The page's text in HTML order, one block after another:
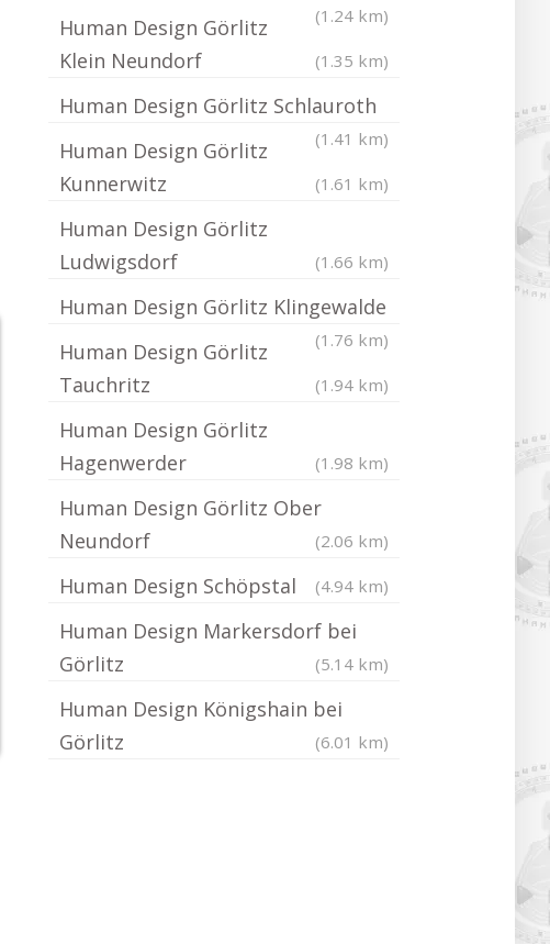
(1.24 km)
Human Design Görlitz
Klein Neundorf
(1.35 km)
Human Design Görlitz Schlauroth
(1.41 km)
Human Design Görlitz
Kunnerwitz
(1.61 km)
Human Design Görlitz
Ludwigsdorf
(1.66 km)
Human Design Görlitz Klingewalde
(1.76 km)
Human Design Görlitz
Tauchritz
(1.94 km)
Human Design Görlitz
Hagenwerder
(1.98 km)
Human Design Görlitz Ober
Neundorf
(2.06 km)
Human Design Schöpstal (4.94 km)
Human Design Markersdorf bei
Görlitz
(5.14 km)
Human Design Königshain bei
Görlitz
(6.01 km)